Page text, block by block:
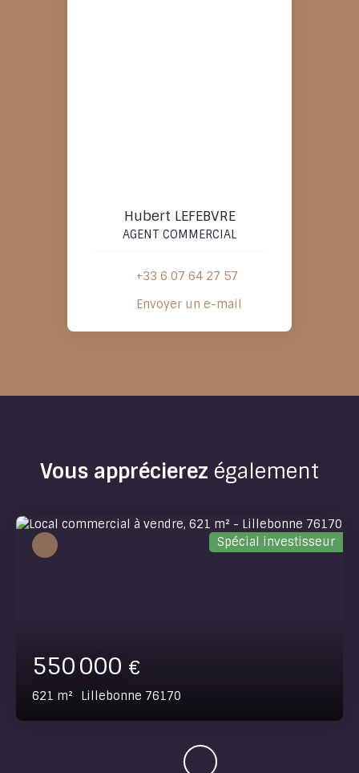
Hubert LEFEBVRE
AGENT COMMERCIAL
+33 6 07 64 27 57
Envoyer un e-mail
Vous apprécierez également
550 000 €
621 m² Lillebonne 76170
Spécial investisseur